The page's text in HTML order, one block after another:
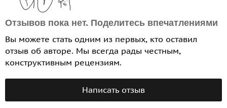
Отзывов пока нет. Поделитесь впечатлениями
Вы можете стать одним из первых, кто оставил
отзыв об авторе. Мы всегда рады честным,
конструктивным рецензиям.
Написать отзыв